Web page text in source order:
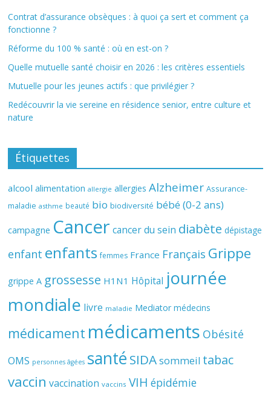
Contrat d’assurance obsèques : à quoi ça sert et comment ça
fonctionne ?
Réforme du 100 % santé : où en est-on ?
Quelle mutuelle santé choisir en 2026 : les critères essentiels
Mutuelle pour les jeunes actifs : que privilégier ?
Redécouvrir la vie sereine en résidence senior, entre culture et
nature
Étiquettes
alcool alimentation allergie allergies Alzheimer Assurance-
maladie asthme beauté bio biodiversité bébé (0-2 ans)
campagne Cancer cancer du sein diabète dépistage
enfant enfants femmes France Français Grippe
grippe A grossesse H1N1 Hôpital journée
mondiale livre maladie Mediator médecins
médicament médicaments Obésité
OMS personnes âgées santé SIDAsommeil tabac
vaccin vaccination vaccins VIH épidémie